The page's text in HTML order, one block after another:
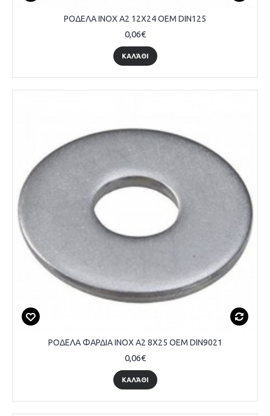
ΡΟΔΕΛΑ INOX A2 12Χ24 OEM DIN125
0,06€
ΚΑΛΆΘΙ
ΡΟΔΕΛΑ ΦΑΡΔΙΑ INOX A2 8Χ25 OEM DIN9021
0,06€
ΚΑΛΆΘΙ